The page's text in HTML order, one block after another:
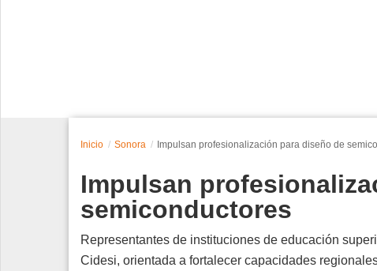
Edición Impresa
Inicio Sonora Impulsan profesionalización para diseño de
Impulsan
semiconductores
Representantes de instituciones de educación
Cidesi, orientada a fortalecer capacidades